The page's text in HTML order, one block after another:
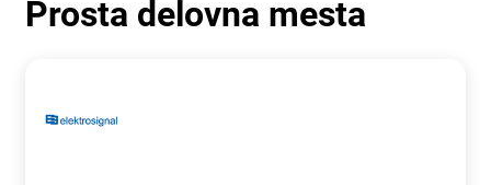
Prosta delovna mesta